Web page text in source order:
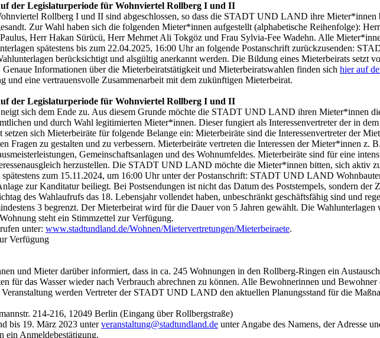
der Legislaturperiode für Wohnviertel Rollberg I und II
Rollberg I und II sind abgeschlossen, so dass die STADT UND LAND ihre
Zur Wahl haben sich die folgenden Mieter*innen aufgestellt (alphabetische Reihenfolge):
Herr Hakan Sürücü, Herr Mehmet Ali Tokgöz und Frau Sylvia-Fee Wadehn. Alle
spätestens bis zum 22.04.2025, 16:00 Uhr an folgende Postanschrift zurückzusenden:
berücksichtigt und alsgültig anerkannt werden. Die Bildung eines Mieterbeirats setzt
Informationen über die Mieterbeiratstätigkeit und Mieterbeiratswahlen finden sich hier auf
eine vertrauensvolle Zusammenarbeit mit dem zukünftigen Mieterbeirat.
der Legislaturperiode für Wohnviertel Rollberg I und II
sich dem Ende zu. Aus diesem Grunde möchte die STADT UND LAND ihren Mieter*innen
und durch Wahl legitimierten Mieter*innen. Dieser fungiert als Interessenvertreter der in
sich Mieterbeiräte für folgende Belange ein: Mieterbeiräte sind die Interessenvertreter der
Fragen zu gestalten und zu verbessern. Mieterbeiräte vertreten die Interessen der Mieter*innen z.
Gemeinschaftsanlagen und des Wohnumfeldes. Mieterbeiräte sind für eine
herzustellen. Die STADT UND LAND möchte die Mieter*innen bitten, sich aktiv
zum 15.11.2024, um 16:00 Uhr unter der Postanschrift: STADT UND LAND
zur Kanditatur beiliegt. Bei Postsendungen ist nicht das Datum des Poststempels, sondern der
des Wahlaufrufs das 18. Lebensjahr vollendet haben, unbeschränkt geschäftsfähig sind und
3 begrenzt. Der Mieterbeirat wird für die Dauer von 5 Jahren gewählt. Die Wahlunterlagen
steht ein Stimmzettel zur Verfügung.
unter: www.stadtundland.de/Wohnen/Mietervertretungen/Mieterbeiraete.
Verfügung
und Mieter darüber informiert, dass in ca. 245 Wohnungen in den Rollberg-Ringen ein
für das Wasser wieder nach Verbrauch abrechnen zu können. Alle Bewohnerinnen und
werden Vertreter der STADT UND LAND den aktuellen Planungsstand für die
214-216, 12049 Berlin (Eingang über Rollbergstraße)
bis 19. März 2023 unterveranstaltung@stadtundland.de unter Angabe des Namens, der Adresse
ein Anmeldebestätigung.